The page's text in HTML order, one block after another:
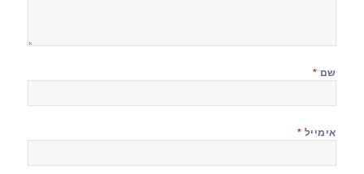
שם *
אימייל *